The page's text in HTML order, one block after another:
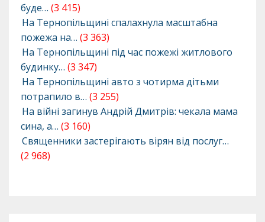
буде… (3 415)
На Тернопільщині спалахнула масштабна
пожежа на… (3 363)
На Тернопільщині під час пожежі житлового
будинку… (3 347)
На Тернопільщині авто з чотирма дітьми
потрапило в… (3 255)
На війні загинув Андрій Дмитрів: чекала мама
сина, а… (3 160)
Священники застерігають вірян від послуг…
(2 968)